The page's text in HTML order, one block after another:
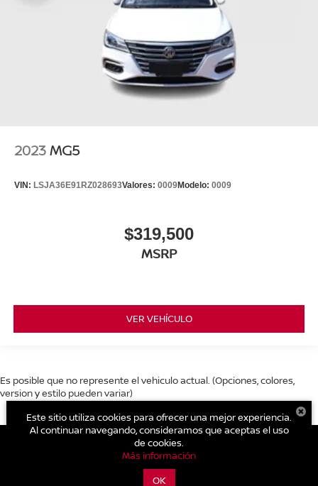
2023MG5
VIN: LSJA36E91RZ028693Valores: 0009Modelo: 0009
$319,500
MSRP
VER VEHÍCULO
Es posible que no represente el vehiculo actual. (Opciones, colores,
version y estilo pueden variar)
| Nissan Tepic:
Este sitio utiliza cookies para ofrecer una mejor experiencia.
Al continuar navegando, consideramos que aceptas el uso
de cookies.
Más información
OK